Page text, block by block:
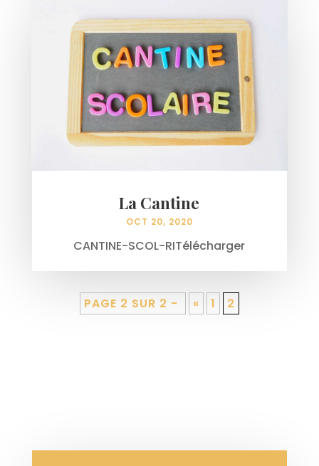
La Cantine
OCT 20, 2020
CANTINE-SCOL-RITélécharger
PAGE 2 SUR 2 - « 1 2